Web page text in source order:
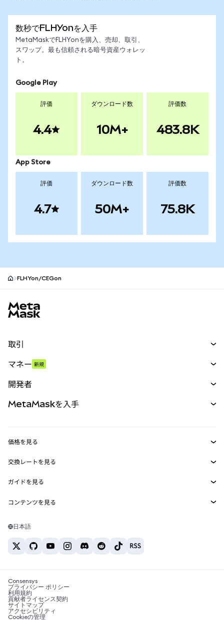
数秒でFLHYonを入手
MetaMaskでFLHYonを購入、売却、取引、
スワップ。最も信頼される暗号資産ウォレッ
ト。
Google Play
評価
4.4
ダウンロード数
10M+
評価数
483.8K
App Store
評価
4.7
ダウンロード数
50M+
評価数
75.8K
FLHYon/CEGon
取引
パーペチュアル
RWA
マネー 新規
開発者
MetaMask Connect
Snaps
Web3サービス
MetaMaskを入手
セキュリティ
サポート
キャリア
お問い合わせ
価格を見る
イーサリアムの価格
Solanaの価格
Tetherの価格
交換レートを見る
ETH→USD
USDT→INR
BTC→INR
ETH→USDT
ガイドを見る
ETHの購入
USDTの購入
SHIBの購入
BNBの購入
コンテンツを見る
Solanaウォレット
税制関連ニュース
暗号資産の購入方法は？
ビットコインを売るには？
日本語
Consensys
プライバシー ポリシー
利用規約
貢献者ライセンス契約
サイトマップ
アクセシビリティ
Cookieの管理